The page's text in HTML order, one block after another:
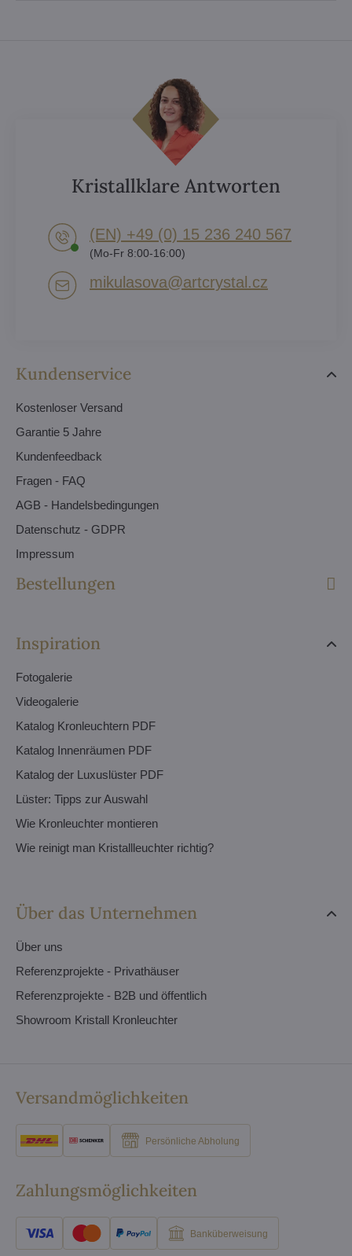
Kundenservice
Kostenloser Versand
Garantie 5 Jahre
Kundenfeedback
Fragen - FAQ
AGB - Handelsbedingungen
Datenschutz - GDPR
Impressum
Bestellungen
Inspiration
Fotogalerie
Videogalerie
Katalog Kronleuchtern PDF
Katalog Innenräumen PDF
Katalog der Luxuslüster PDF
Lüster: Tipps zur Auswahl
Wie Kronleuchter montieren
Wie reinigt man Kristallleuchter richtig?
Über das Unternehmen
Über uns
Referenzprojekte - Privathäuser
Referenzprojekte - B2B und öffentlich
Showroom Kristall Kronleuchter
Kristallklare Antworten
(EN) +49 (0) 15 236 240 567
(Mo-Fr 8:00-16:00)
mikulasova​@artcrystal​.cz
Versandmöglichkeiten
Persönliche Abholung
Zahlungsmöglichkeiten
Banküberweisung